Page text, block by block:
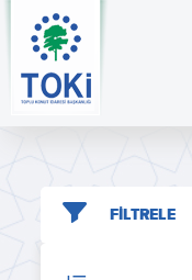
FİLTRELE